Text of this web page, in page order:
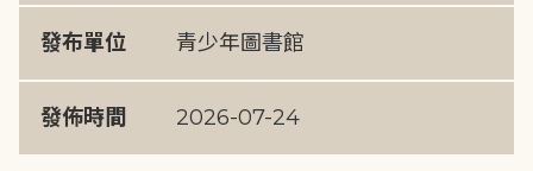
發布單位 青少年圖書館
發佈時間 2026-07-24